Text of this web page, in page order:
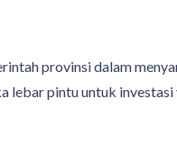
provinsi dalam
pintu untuk